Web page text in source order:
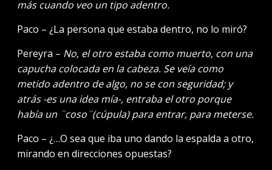
más cuando veo un tipo adentro.
Paco – ¿La persona que estaba dentro, no lo miró?
Pereyra – No, el otro estaba como muerto, con una
capucha colocada en la cabeza. Se veía como
metido adentro de algo, no se con seguridad; y
atrás -es una idea mía-, entraba el otro porque
había un ¨coso¨(cúpula) para entrar, para meterse.
Paco – ¿…O sea que iba uno dando la espalda a otro,
mirando en direcciones opuestas?